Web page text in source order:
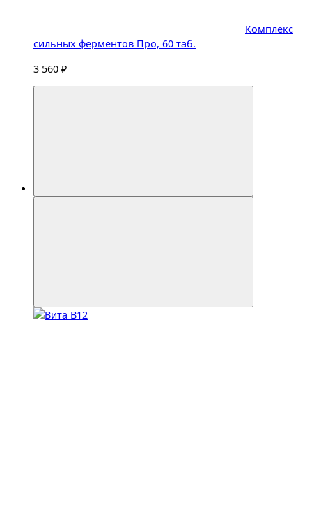
Комплекс
сильных ферментов Про, 60 таб.
3 560 ₽